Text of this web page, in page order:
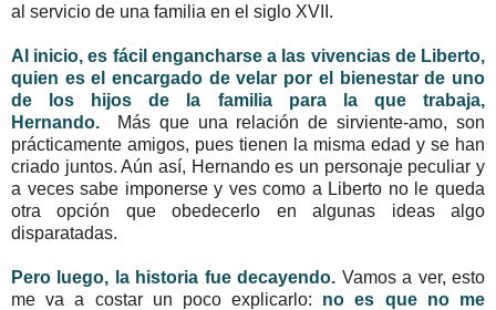
al servicio de una familia en el siglo XVII.
Al inicio, es fácil engancharse a las vivencias de Liberto,
quien es el encargado de velar por el bienestar de uno
de los hijos de la familia para la que trabaja,
Hernando.
Más que una relación de sirviente-amo, son
prácticamente amigos, pues tienen la misma edad y se han
criado juntos. Aún así, Hernando es un personaje peculiar y
a veces sabe imponerse y ves como a Liberto no le queda
otra opción que obedecerlo en algunas ideas algo
disparatadas.
Pero luego, la historia fue decayendo. Vamos a ver, esto
me va a costar un poco explicarlo: no es que no me